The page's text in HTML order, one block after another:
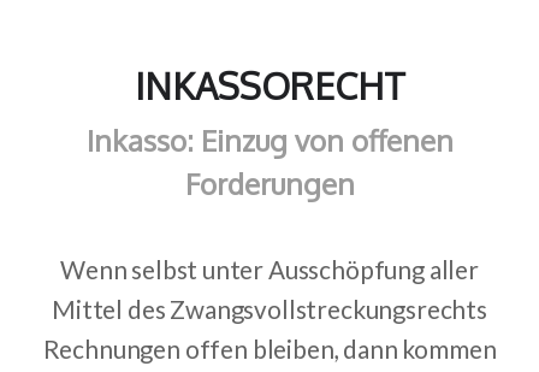
INKASSORECHT
Inkasso: Einzug von offenen
Forderungen
Wenn selbst unter Ausschöpfung aller
Mittel des Zwangsvollstreckungsrechts
Rechnungen offen bleiben, dann kommen